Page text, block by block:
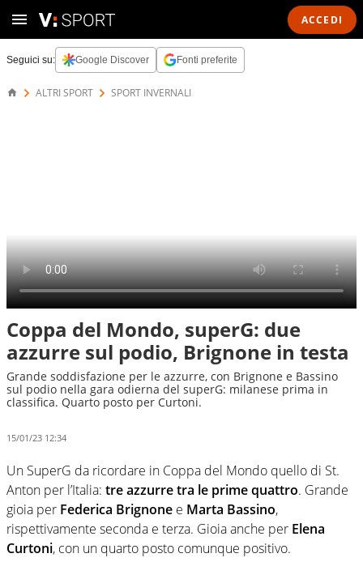
ACCEDI
Seguici su: Google Discover Fonti preferite
ALTRI SPORT SPORT INVERNALI
Coppa del Mondo, superG: due
azzurre sul podio, Brignone in testa
Grande soddisfazione per le azzurre, con Brignone e Bassino
sul podio nella gara odierna del superG: milanese prima in
classifica. Quarto posto per Curtoni.
15/01/23 12:34
Un SuperG da ricordare in Coppa del Mondo quello di St.
Anton per l’Italia: tre azzurre tra le prime quattro. Grande
gioia per Federica Brignone e Marta Bassino,
rispettivamente seconda e terza. Gioia anche per Elena
Curtoni, con un quarto posto comunque positivo.